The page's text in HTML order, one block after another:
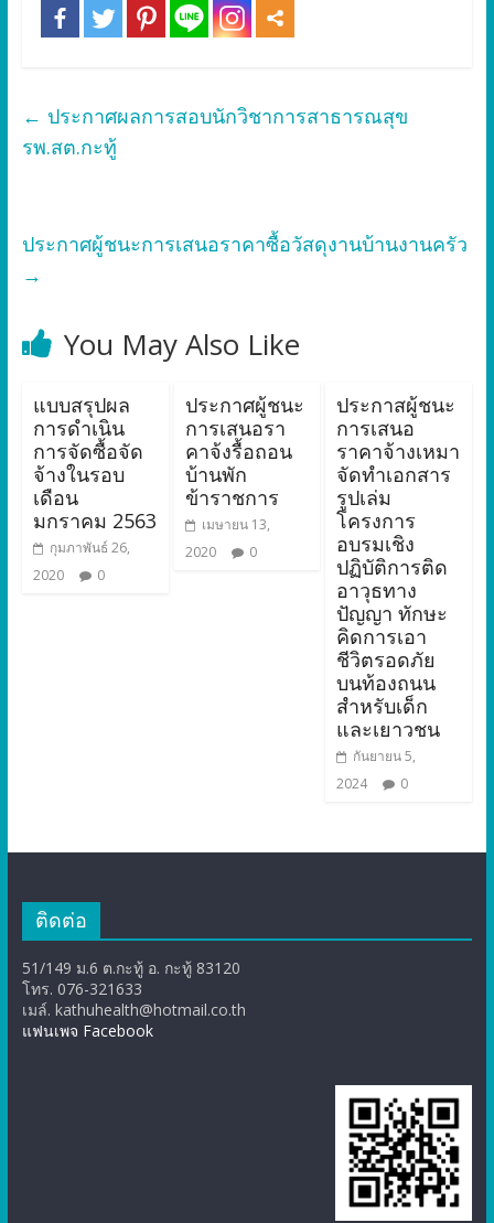
← ประกาศผลการสอบนักวิชาการสาธารณสุข
รพ.สต.กะทู้
ประกาศผู้ชนะการเสนอราคาซื้อวัสดุงานบ้านงานครัว
→
You May Also Like
แบบสรุปผล
การดำเนิน
การจัดซื้อจัด
จ้างในรอบ
เดือน
มกราคม 2563
กุมภาพันธ์ 26,
2020
0
ประกาศผู้ชนะ
การเสนอรา
คาจ้งรื้อถอน
บ้านพัก
ข้าราชการ
เมษายน 13,
2020
0
ประกาสผู้ชนะ
การเสนอ
ราคาจ้างเหมา
จัดทำเอกสาร
รูปเล่ม
โครงการ
อบรมเชิง
ปฏิบัติการติด
อาวุธทาง
ปัญญา ทักษะ
คิดการเอา
ชีวิตรอดภัย
บนท้องถนน
สำหรับเด็ก
และเยาวชน
กันยายน 5,
2024
0
ติดต่อ
51/149 ม.6 ต.กะทู้ อ. กะทู้ 83120
โทร. 076-321633
เมล์. kathuhealth@hotmail.co.th
แฟนเพจ Facebook